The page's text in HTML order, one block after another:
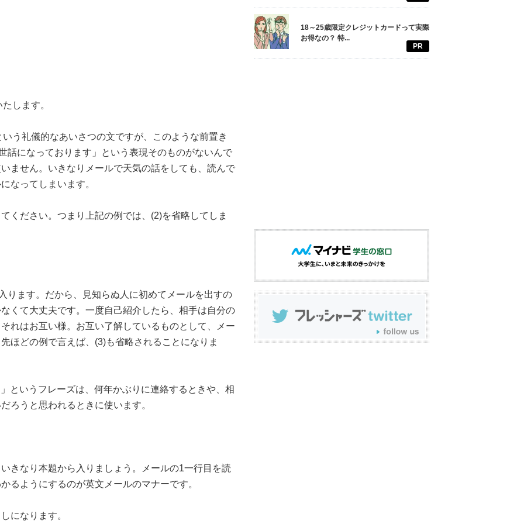
します。
う礼儀的なあいさつの文ですが、このような前置き
話になっております」という表現そのものがないんで
ません。いきなりメールで天気の話をしても、読んで
なってしまいます。
ください。つまり上記の例では、(2)を省略してしま
ります。だから、見知らぬ人に初めてメールを出すの
くて大丈夫です。一度自己紹介したら、相手は自分の
れはお互い様。お互い了解しているものとして、メー
ほどの例で言えば、(3)も省略されることになりま
というフレーズは、何年かぶりに連絡するときや、相
ろうと思われるときに使います。
きなり本題から入りましょう。メールの1一行目を読
るようにするのが英文メールのマナーです。
になります。
18～25歳限定クレジットカードって実際
お得なの？ 特...
PR